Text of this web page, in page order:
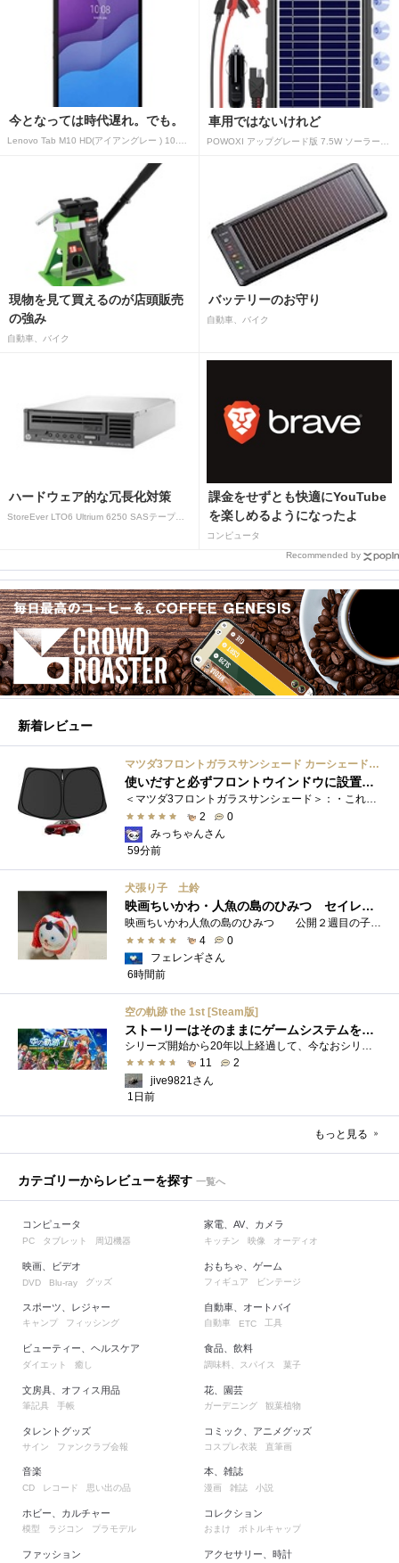
今となっては時代遅れ。でも。 車用ではないけれど
現物を見て買えるのが店頭販売
の強み
自動車、バイク
バッテリーのお守り
自動車、バイク
ハードウェア的な冗長化対策
課金をせずとも快適にYouTube
を楽しめるようになったよ
コンピュータ
Recommended by
新着レビュー
マツダ3フロントガラスサンシェード カーシェード 車用 フロントウィンドウさんしえーど 遮光 断熱 カスタムパーツ 車種専用設計 折り畳み式 取付簡単 収納袋付き
使いだすと必ずフロントウインドウに設置する習慣がつきます
＜マツダ3フロントガラスサンシェード＞：・これまで使用していたサンシェードでも使用できるのですが、車内に蛇腹に畳んだサンシェード は�...
2
0
みっちゃんさん
59分前
犬張り子 土鈴
映画ちいかわ・人魚の島のひみつ セイレーンのモデルは犬だった？
4
0
フェレンギさん
6時間前
空の軌跡 the 1st [Steam版]
ストーリーはそのままにゲームシステムを現代化
11
2
jive9821さん
1日前
もっと見る
カテゴリーからレビューを探す 一覧へ
コンピュータ
PC タブレット 周辺機器
映画、ビデオ
DVD Blu-ray グッズ
スポーツ、レジャー
キャンプ フィッシング
ビューティー、ヘルスケア
ダイエット 癒し
文房具、オフィス用品
筆記具 手帳
タレントグッズ
サイン ファンクラブ会報
家電、AV、カメラ
キッチン 映像 オーディオ
おもちゃ、ゲーム
フィギュア ビンテージ
自動車、オートバイ
自動車 ETC 工具
食品、飲料
調味料、スパイス 菓子
花、園芸
ガーデニング 観葉植物
コミック、アニメグッズ
コスプレ衣装 直筆画
音楽
CD レコード 思い出の品
ホビー、カルチャー
模型 ラジコン プラモデル
ファッション
本、雑誌
漫画 雑誌 小説
コレクション
おまけ ボトルキャップ
アクセサリー、時計